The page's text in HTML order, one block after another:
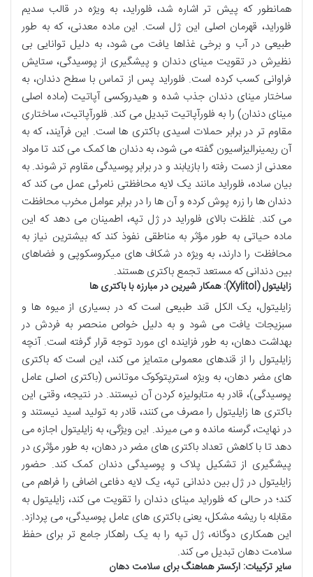
همانطور که پیش تر اشاره شد، فلوراید، به ویژه در قالب سدیم
فلوراید، قهرمان اصلی این ژل است. این ماده معدنی، که به طور
طبیعی در آب و برخی غذاها یافت می شود، به دلیل توانایی بی
نظیرش در تقویت مینای دندان و پیشگیری از پوسیدگی، ستایش
فراوانی کسب کرده است. فلوراید پس از تماس با سطح دندان، به
ساختار مینای دندان جذب شده و هیدروکسی آپاتیت (ماده اصلی
مینای دندان) را به فلورآپاتیت تبدیل می کند. فلورآپاتیت، ساختاری
مقاوم تر در برابر حملات اسیدی باکتری ها است. این فرآیند، که به
آن ریمینرالیزاسیون گفته می شود، به دندان ها کمک می کند تا مواد
معدنی از دست رفته را بازیابند و در برابر پوسیدگی مقاوم تر شوند. به
بیان ساده، فلوراید مانند یک لایه محافظتی نامرئی عمل می کند که
دندان ها را زره پوش کرده و آن ها را در برابر عوامل مخرب محافظت
می کند. غلظت بالای فلوراید در ژل تپه، اطمینان می دهد که این
ماده حیاتی به طور مؤثر به مناطقی نفوذ کند که بیشترین نیاز به
محافظت را دارند، به ویژه در شکاف های میکروسکوپی و فضاهای
بین دندانی که مستعد تجمع باکتری هستند.
زایلیتول (Xylitol): همکار شیرین در مبارزه با باکتری ها
زایلیتول، یک الکل قند طبیعی است که در بسیاری از میوه ها و
سبزیجات یافت می شود و به دلیل خواص منحصر به فردش در
بهداشت دهان، به طور فزاینده ای مورد توجه قرار گرفته است. آنچه
زایلیتول را از قندهای معمولی متمایز می کند، این است که باکتری
های مضر دهان، به ویژه استرپتوکوک موتانس (باکتری اصلی عامل
پوسیدگی)، قادر به متابولیزه کردن آن نیستند. در نتیجه، وقتی این
باکتری ها زایلیتول را مصرف می کنند، قادر به تولید اسید نیستند و
در نهایت، گرسنه مانده و می میرند. این ویژگی، به زایلیتول اجازه می
دهد تا با کاهش تعداد باکتری های مضر در دهان، به طور مؤثری در
پیشگیری از تشکیل پلاک و پوسیدگی دندان کمک کند. حضور
زایلیتول در ژل بین دندانی تپه، یک لایه دفاعی اضافی را فراهم می
کند؛ در حالی که فلوراید مینای دندان را تقویت می کند، زایلیتول به
مقابله با ریشه مشکل، یعنی باکتری های عامل پوسیدگی، می پردازد.
این همکاری دوگانه، ژل تپه را به یک راهکار جامع تر برای حفظ
سلامت دهان تبدیل می کند.
سایر ترکیبات: ارکستر هماهنگ برای سلامت دهان